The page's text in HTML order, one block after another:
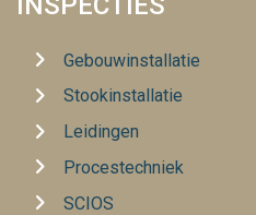
Gebouwinstallatie
Stookinstallatie
Leidingen
Procestechniek
SCIOS